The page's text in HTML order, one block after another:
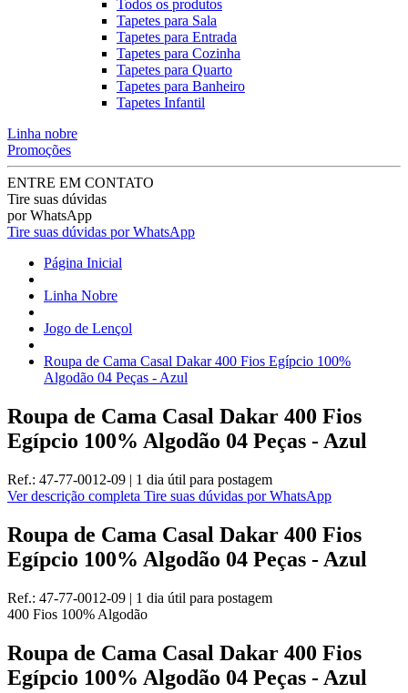
Todos os produtos
Tapetes para Sala
Tapetes para Entrada
Tapetes para Cozinha
Tapetes para Quarto
Tapetes para Banheiro
Tapetes Infantil
Linha nobre
Promoções
ENTRE EM CONTATO
Tire suas dúvidas
por WhatsApp
Tire suas dúvidas por WhatsApp
Página Inicial
Linha Nobre
Jogo de Lençol
Roupa de Cama Casal Dakar 400 Fios Egípcio 100%
Algodão 04 Peças - Azul
Roupa de Cama Casal Dakar 400 Fios
Egípcio 100% Algodão 04 Peças - Azul
Ref.: 47-77-0012-09 | 1 dia útil para postagem
Ver descrição completa Tire suas dúvidas por WhatsApp
Roupa de Cama Casal Dakar 400 Fios
Egípcio 100% Algodão 04 Peças - Azul
Ref.: 47-77-0012-09 | 1 dia útil para postagem
400 Fios 100% Algodão
Roupa de Cama Casal Dakar 400 Fios
Egípcio 100% Algodão 04 Peças - Azul